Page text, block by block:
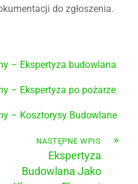
do zgłoszenia.
– Ekspertyza budowlana
– Ekspertyza po pożarze
– Kosztorysy Budowlane
»
NASTĘPNE WPIS
Ekspertyza
Budowlana Jako